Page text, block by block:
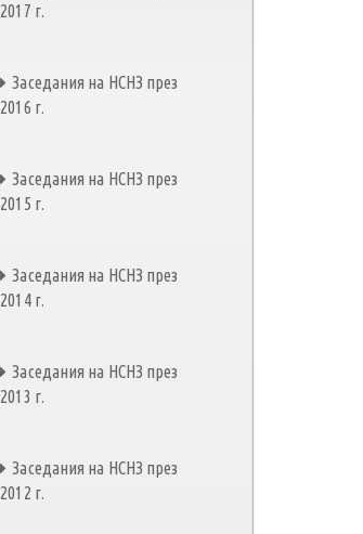
2017 г.
Заседания на НСНЗ през
2016 г.
Заседания на НСНЗ през
2015 г.
Заседания на НСНЗ през
2014 г.
Заседания на НСНЗ през
2013 г.
Заседания на НСНЗ през
2012 г.